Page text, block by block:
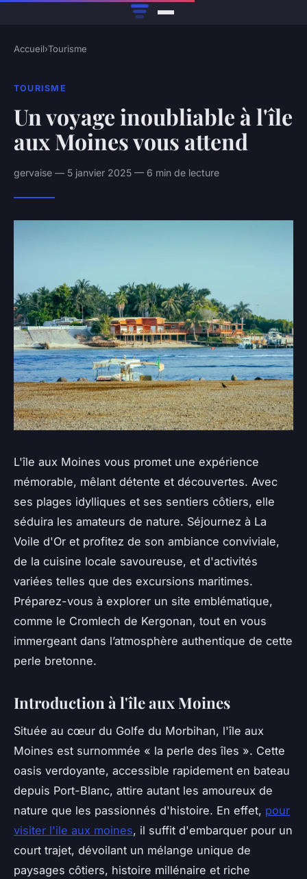
Accueil›Tourisme
TOURISME
Un voyage inoubliable à l'île
aux Moines vous attend
gervaise — 5 janvier 2025 — 6 min de lecture
L'île aux Moines vous promet une expérience
mémorable, mêlant détente et découvertes. Avec
ses plages idylliques et ses sentiers côtiers, elle
séduira les amateurs de nature. Séjournez à La
Voile d'Or et profitez de son ambiance conviviale,
de la cuisine locale savoureuse, et d'activités
variées telles que des excursions maritimes.
Préparez-vous à explorer un site emblématique,
comme le Cromlech de Kergonan, tout en vous
immergeant dans l’atmosphère authentique de cette
perle bretonne.
Introduction à l'île aux Moines
Située au cœur du Golfe du Morbihan, l'île aux
Moines est surnommée « la perle des îles ». Cette
oasis verdoyante, accessible rapidement en bateau
depuis Port-Blanc, attire autant les amoureux de
nature que les passionnés d'histoire. En effet, pour
visiter l'ile aux moines, il suffit d'embarquer pour un
court trajet, dévoilant un mélange unique de
paysages côtiers, histoire millénaire et riche